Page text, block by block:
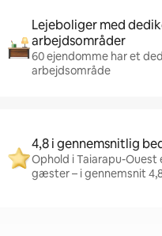
Lejeboliger med
arbejdsområder
60 ejendomme har et
arbejdsområde
4,8 i gennemsnitlig
Ophold i Taiarapu-
gæster – i gennemsnit